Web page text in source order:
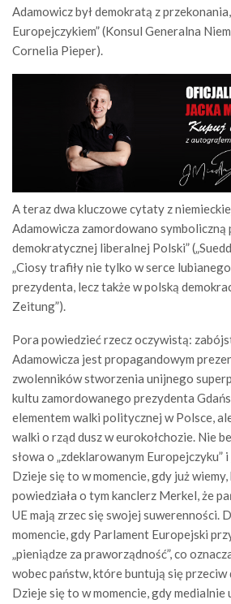
Adamowicz był demokratą z
Europejczykiem” (Konsul Generalna
Cornelia Pieper).
A teraz dwa kluczowe cytaty z
Adamowicza zamordowano symboliczną
demokratycznej liberalnej Polski”
„Ciosy trafiły nie tylko w serce
prezydenta, lecz także w polską
Zeitung”).
Pora powiedzieć rzecz oczywistą:
Adamowicza jest propagandowym
zwolenników stworzenia unijnego
kultu zamordowanego prezydenta
elementem walki politycznej w Polsce,
walki o rząd dusz w eurokołchozie. Nie
słowa o „zdeklarowanym Europejczyku”
Dzieje się to w momencie, gdy już
powiedziała o tym kanclerz Merkel, że
UE mają zrzec się swojej suwerenności.
momencie, gdy Parlament Europejski
„pieniądze za praworządność”, co
wobec państw, które buntują się
Dzieje się to w momencie, gdy